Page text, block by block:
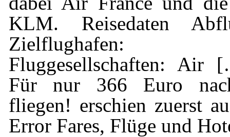
KLM. Reisedaten
Zielflughafen:
Fluggesellschaften: Air
Für nur 366 Euro
fliegen! erschien zuerst
Error Fares, Flüge und